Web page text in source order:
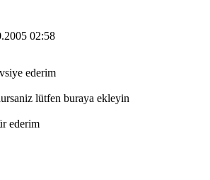
02:58
ederim
lütfen buraya ekleyin
ederim